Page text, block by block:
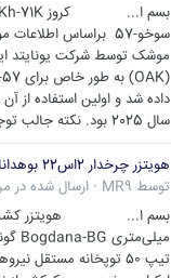
سوخو-57 براساس
موشک توسط شرکت یونایتد
داده شد و اولین استفاده از آن
سال 2025 بود. نکته جالب توجه در مورد...
توسط MR9
· ارسال شده در
تیپ ۵۰ توپخانه مستقل